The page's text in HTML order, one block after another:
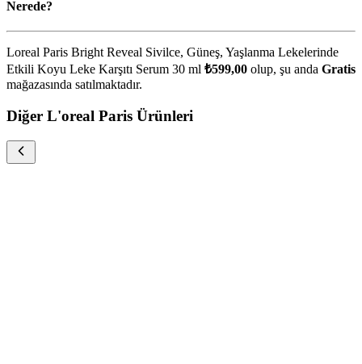
Nerede?
Loreal Paris Bright Reveal Sivilce, Güneş, Yaşlanma Lekelerinde
Etkili Koyu Leke Karşıtı Serum 30 ml ₺599,00 olup, şu anda Gratis
mağazasında satılmaktadır.
Diğer L'oreal Paris Ürünleri